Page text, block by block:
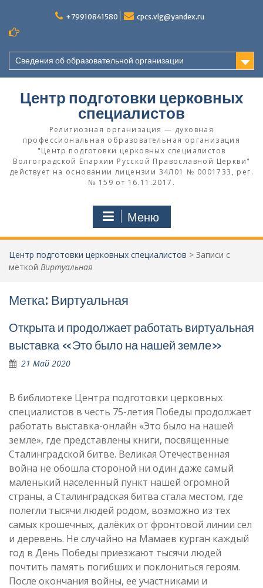
содержимому
+79910841580 cpcs.vlg@yandex.ru
Сведения об образовательной организации
Центр подготовки церковных
специалистов
Религиозная организация — духовная
профессиональная образовательная организация
"Центр подготовки церковных специалистов
Волгоградской Eпархии Русской Православной Церкви"
действует на основании лицензии 34Л01 № 0001733, рег.
№ 159 от 16.11.2017.
Меню
Центр подготовки церковных специалистов > Записи с
меткой Виртуальная
Метка: Виртуальная
Открыта и продолжает работать виртуальная
выставка «Это было на нашей земле»
21 Май 2020
В библиотеке Центра подготовки церковных
специалистов в честь 75-летия Победы продолжает
работать выставка-онлайн «Это было на нашей
земле», где представлены книги, посвященные
Сталинградской битве. Великая Отечественная
война не обошла стороной ни один даже самый
маленький населенный пункт нашей огромной
страны, а Сталинградская битва стала местом, где
полегли тысячи людей родом, возможно из тех
самых крошечных, далёких от фронтовой линии сел
и деревень. Не случайно на Мамаев курган каждый
год в День Победы приезжают тысячи людей
почтить память погибших и поклониться героям.
После окончания войны, ее участниками и